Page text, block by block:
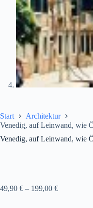
Start
Architektur
Venedig, auf Leinwand, wie
Venedig, auf Leinwand, wie
49,90 € – 199,00 €